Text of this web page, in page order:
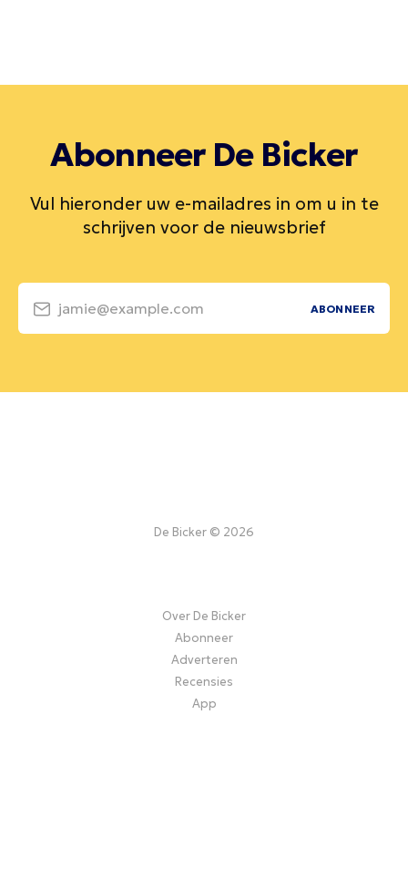
Abonneer De Bicker
Vul hieronder uw e-mailadres in om u in te
schrijven voor de nieuwsbrief
jamie@example.com ABONNEER
De Bicker © 2026
Over De Bicker
Abonneer
Adverteren
Recensies
App